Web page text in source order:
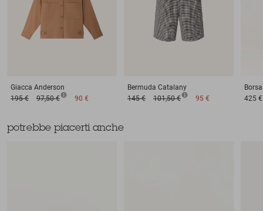
Giacca Anderson
195 €
97,50 € 90 €
Bermuda Catalany
145 €
101,50 € 95 €
Borsa
425 €
potrebbe piacerti anche